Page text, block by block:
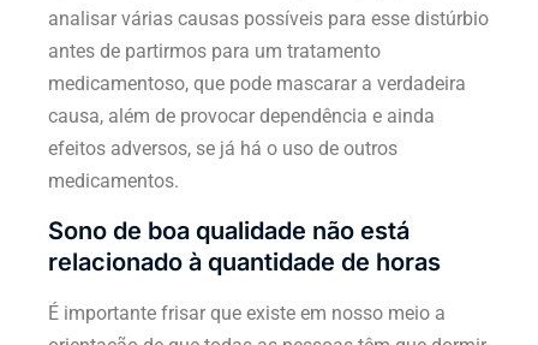
analisar várias causas possíveis para esse distúrbio
antes de partirmos para um tratamento
medicamentoso, que pode mascarar a verdadeira
causa, além de provocar dependência e ainda
efeitos adversos, se já há o uso de outros
medicamentos.
Sono de boa qualidade não está
relacionado à quantidade de horas
É importante frisar que existe em nosso meio a